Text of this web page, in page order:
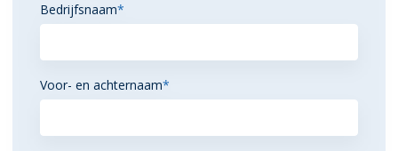
Bedrijfsnaam*
Voor- en achternaam*